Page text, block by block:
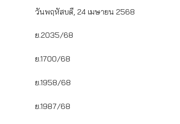
วันพฤหัสบดี, 24 เมษายน 2568
ย.2035/68
ย.1700/68
ย.1958/68
ย.1987/68